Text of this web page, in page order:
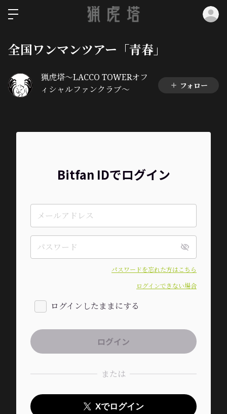
全国ワンマンツアー「青春」
猟虎塔～LACCO TOWERオフ
ィシャルファンクラブ～
フォロー
Bitfan IDでログイン
パスワードを忘れた方はこちら
ログインできない場合
ログインしたままにする
または
Xでログイン